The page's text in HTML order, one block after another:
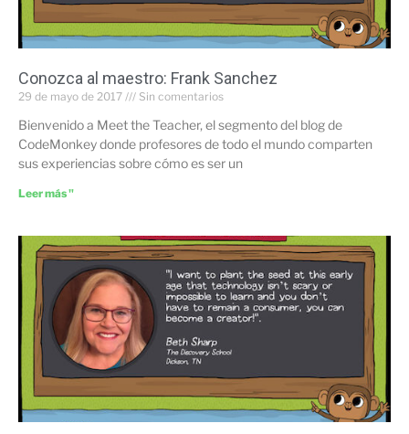
Conozca al maestro: Frank Sanchez
29 de mayo de 2017 Sin comentarios
Bienvenido a Meet the Teacher, el segmento del blog de
CodeMonkey donde profesores de todo el mundo comparten
sus experiencias sobre cómo es ser un
Leer más "